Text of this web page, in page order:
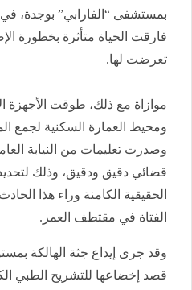
بمستشفى “الفارابي” بوجدة، في
فارقت الحياة متأثرة بخطورة
تعرضت لها.
​موازاة مع ذلك، طوقت الأجهزة
ومحيط العمارة السكنية لجمع
وصدرت تعليمات من النيابة
قضائي دقيق ودقيق، وذلك
الحقيقية الكامنة وراء هذا
الفتاة في مقتطف العمر.
​وقد جرى إيداع جثة الهالكة
قصد إخضاعها للتشريح الطبي